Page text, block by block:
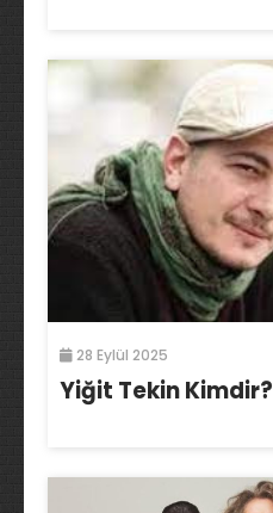
28 Eylül 2025
Yiğit Tekin Kimdir?